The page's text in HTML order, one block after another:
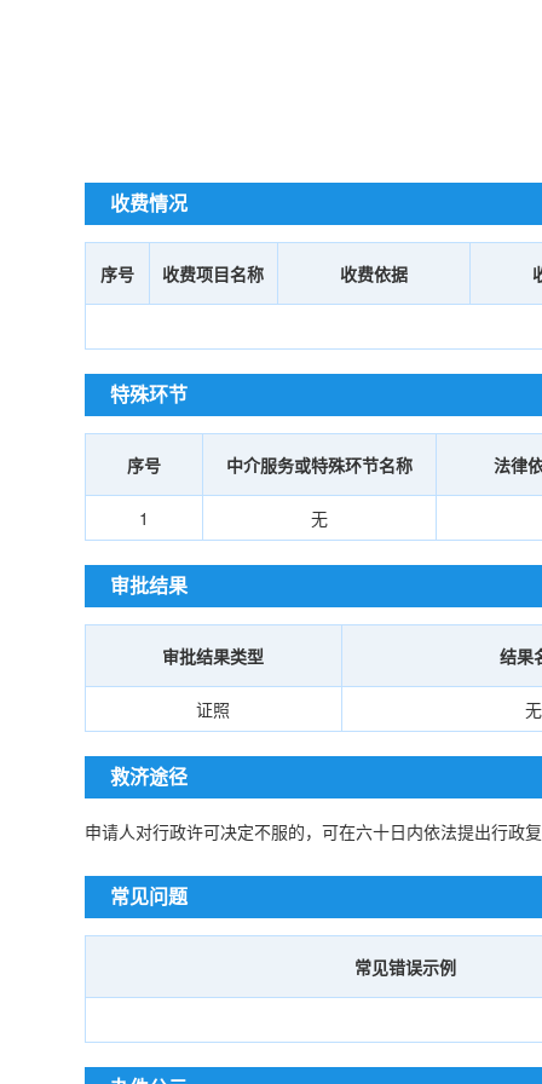
收费情况
序号 收费项目名称 收费依据
特殊环节
序号 中介服务或特殊环节名称 法律
1 无
审批结果
审批结果类型 结果
证照 无
救济途径
申请人对行政许可决定不服的，可在六十日内依法提出行政
常见问题
常见错误示例